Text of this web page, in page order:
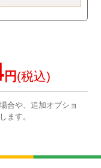
円 (税込)
合や、追加オプショ
ます。